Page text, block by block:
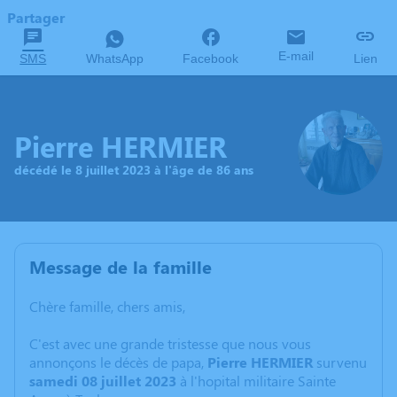
Partager
SMS WhatsApp Facebook E-mail Lien
Pierre HERMIER
décédé le 8 juillet 2023 à l'âge de 86 ans
Message de la famille
Chère famille, chers amis,
C'est avec une grande tristesse que nous vous
annonçons le décès de papa, Pierre HERMIER survenu
samedi 08 juillet 2023 à l'hopital militaire Sainte